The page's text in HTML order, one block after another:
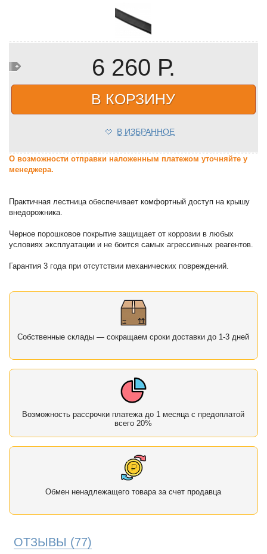
6 260 Р.
В КОРЗИНУ
В ИЗБРАННОЕ
О возможности отправки наложенным платежом уточняйте у
менеджера.
Практичная лестница обеспечивает комфортный доступ на крышу
внедорожника.
Черное порошковое покрытие защищает от коррозии в любых
условиях эксплуатации и не боится самых агрессивных реагентов.
Гарантия 3 года при отсутствии механических повреждений.
Собственные склады — сокращаем сроки доставки до 1-3 дней
Возможность рассрочки платежа до 1 месяца с предоплатой
всего 20%
Обмен ненадлежащего товара за счет продавца
ОТЗЫВЫ (77)